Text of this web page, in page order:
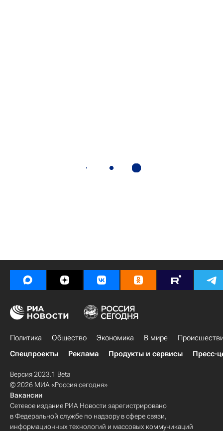
Политика Общество Экономика В мире
Спецпроекты
Реклама Продукты и сервисы Пресс-
Версия 2023.1 Beta
© 2026 МИА «Россия сегодня»
Вакансии
Сетевое издание РИА Новости зарегистрировано
в Федеральной службе по надзору в сфере связи,
информационных технологий и массовых коммуникаций